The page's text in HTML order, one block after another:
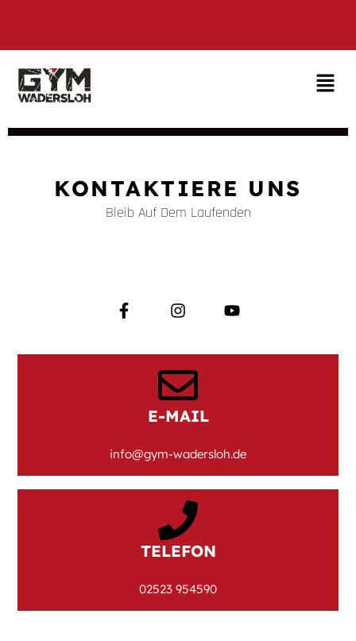
KONTAKTIERE UNS
Bleib Auf Dem Laufenden
E-MAIL
info@gym-wadersloh.de
TELEFON
02523 954590